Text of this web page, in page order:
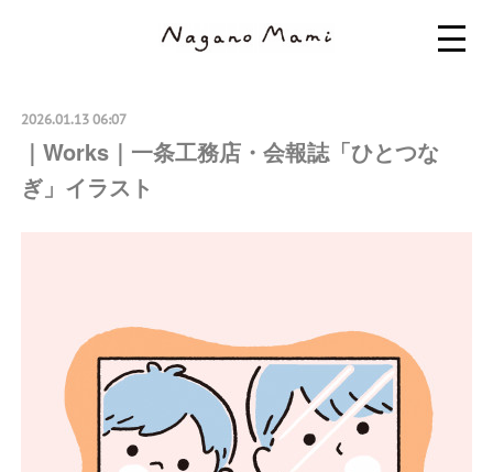
2026.01.13 06:07
｜Works｜一条工務店・会報誌「ひとつな
ぎ」イラスト